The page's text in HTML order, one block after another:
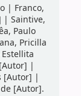
| Franco,
| Saintive,
Paulo
Pricilla
[Autor] |
[Autor] |
[Autor].